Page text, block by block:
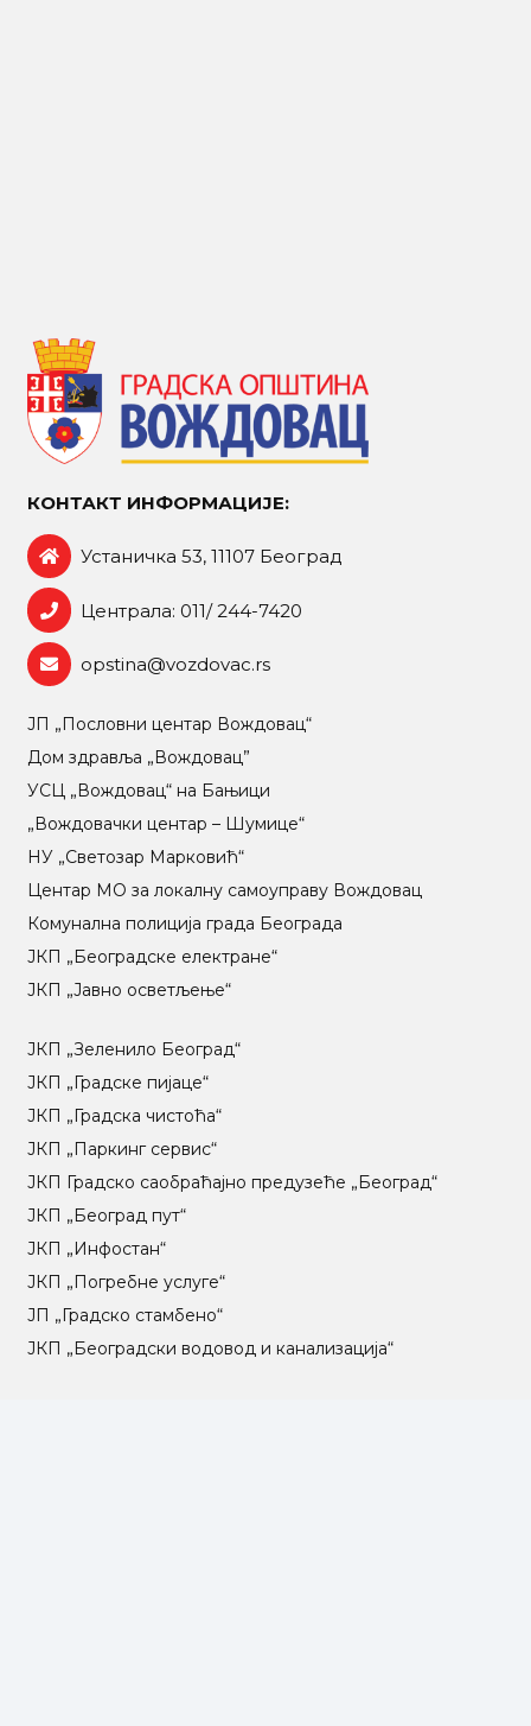
КОНТАКТ ИНФОРМАЦИЈЕ:
Устаничка 53, 11107 Београд
Централа: 011/ 244-7420
opstina@vozdovac.rs
ЈП „Пословни центар Вождовац“
Дом здравља „Вождовац”
УСЦ „Вождовац“ на Бањици
„Вождовачки центар – Шумице“
НУ „Светозар Марковић“
Центар МO за локалну самоуправу Вождовац
Комунална полиција града Београда
ЈКП „Београдске електране“
ЈКП „Јавно осветљење“
ЈКП „Зеленило Београд“
ЈКП „Градске пијаце“
ЈКП „Градска чистоћа“
ЈКП „Паркинг сервис“
ЈКП Градско саобраћајно предузеће „Београд“
ЈКП „Београд пут“
ЈКП „Инфостан“
ЈКП „Погребне услуге“
ЈП „Градско стамбено“
ЈКП „Београдски водовод и канализација“